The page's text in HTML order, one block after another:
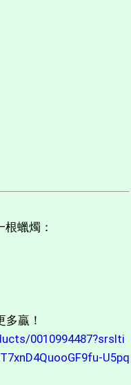
蠟燭：
贏！
0010994487?srslti
U5pq